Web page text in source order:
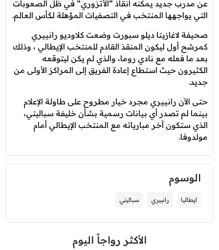
عن مدرب جديد يمكنه انقاذ “الأتزوري” في ظل الصعوبات
التي يواجهها المنتخب في التصفيات المؤهلة لكأس العالم.
صحيفة لاغازيتا ديلو سبورت وضعت كلاوديو رانييري
كمرشح أول ليكون المنقذ القادم للمنتخب الإيطالي ، وذلك
بعد ما فعله مع نادي روما، والذي لم يكن ليتوقعه
الكثيرون حيث استطاع إعادة الفريق إلى المراكز الأولى من
جديد.
حتى الآن رانييري مجرد خيار مطروح على طاولة الإعلام
بينما لم تصدر أي بيانات رسمية بشأن خليفة سباليتي،
الذي ستكون آخر مبارياته مع المنتخب الإيطالي أمام
مولدوفا.
الوسوم
ايطاليا رانييري سباليتي
الأكثر رواجاً اليوم